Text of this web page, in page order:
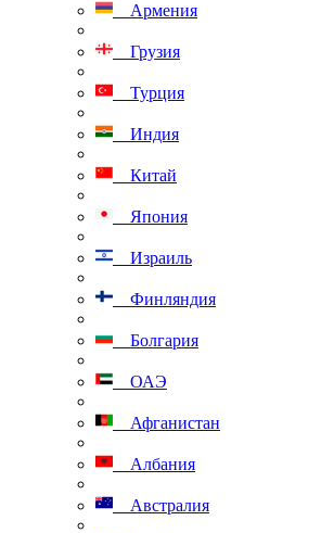
Армения
Грузия
Турция
Индия
Китай
Япония
Израиль
Финляндия
Болгария
ОАЭ
Афганистан
Албания
Австралия